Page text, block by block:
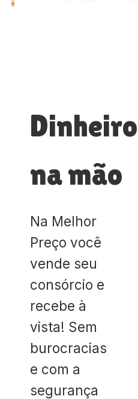
Dinheiro
na mão
Na Melhor
Preço você
vende seu
consórcio e
recebe à
vista! Sem
burocracias
e com a
segurança